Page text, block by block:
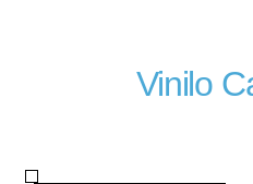
Vinilo